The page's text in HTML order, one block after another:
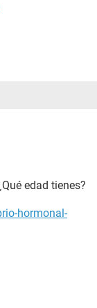
edad tienes?
hormonal-